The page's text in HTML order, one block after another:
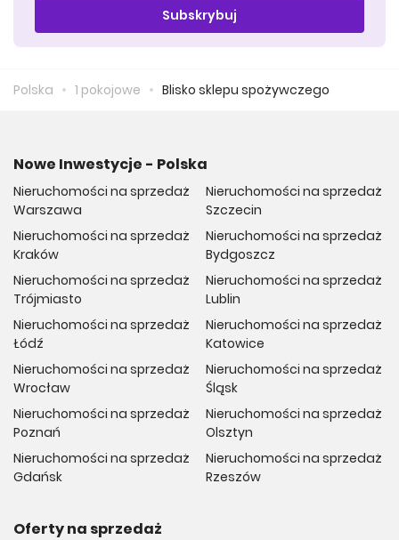
Subskrybuj
Polska 1 pokojowe Blisko sklepu spożywczego
Nowe Inwestycje - Polska
Nieruchomości na sprzedaż
Warszawa
Nieruchomości na sprzedaż
Kraków
Nieruchomości na sprzedaż
Trójmiasto
Nieruchomości na sprzedaż
Łódź
Nieruchomości na sprzedaż
Wrocław
Nieruchomości na sprzedaż
Poznań
Nieruchomości na sprzedaż
Gdańsk
Nieruchomości na sprzedaż
Szczecin
Nieruchomości na sprzedaż
Bydgoszcz
Nieruchomości na sprzedaż
Lublin
Nieruchomości na sprzedaż
Katowice
Nieruchomości na sprzedaż
Śląsk
Nieruchomości na sprzedaż
Olsztyn
Nieruchomości na sprzedaż
Rzeszów
Oferty na sprzedaż